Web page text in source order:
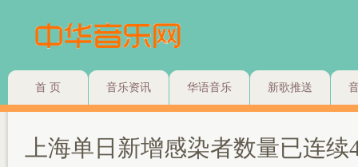
首 页 音乐资讯 华语音乐 新歌推送
上海单日新增感染者数量已连